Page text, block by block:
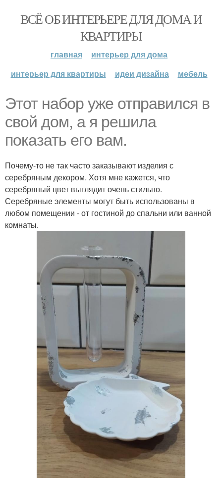
ВСЁ ОБ ИНТЕРЬЕРЕ ДЛЯ ДОМА И
КВАРТИРЫ
главная
интерьер для дома
интерьер для квартиры
идеи дизайна мебель
Этот набор уже отправился в
свой дом, а я решила
показать его вам.
Почему-то не так часто заказывают изделия с
серебряным декором. Хотя мне кажется, что
серебряный цвет выглядит очень стильно.
Серебряные элементы могут быть использованы в
любом помещении - от гостиной до спальни или ванной
комнаты.